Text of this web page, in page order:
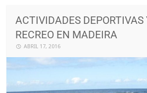
ACTIVIDADES DEPORTIVAS
RECREO EN MADEIRA
ABRIL 17, 2016